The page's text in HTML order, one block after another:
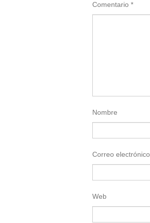
Comentario *
Nombre
Correo electrónico
Web